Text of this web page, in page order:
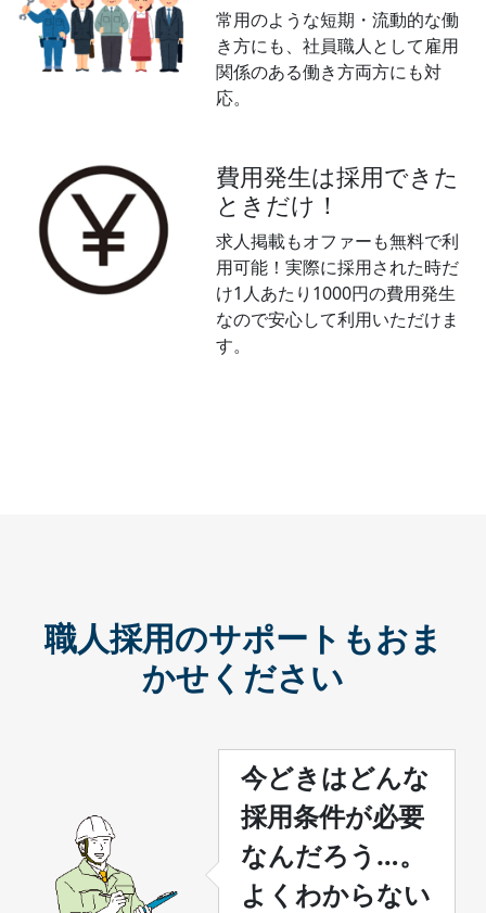
常用のような短期・流動的な働
き方にも、社員職人として雇用
関係のある働き方両方にも対
応。
費用発生は採用できた
ときだけ！
求人掲載もオファーも無料で利
用可能！実際に採用された時だ
け1人あたり1000円の費用発生
なので安心して利用いただけま
す。
職人採用のサポートもおま
かせください
今どきはどんな
採用条件が必要
なんだろう…。
よくわからない